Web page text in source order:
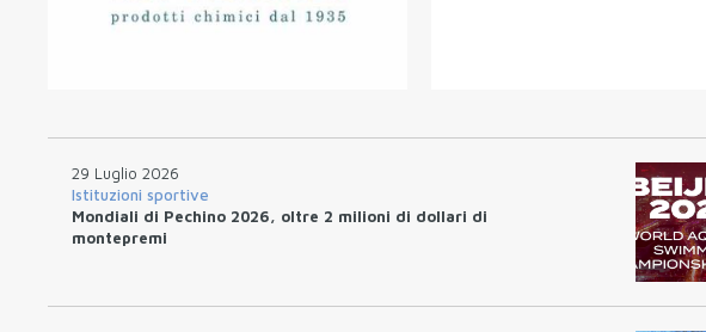
29 Luglio 2026
Istituzioni sportive
Mondiali di Pechino 2026, oltre 2 milioni di dollari di
montepremi